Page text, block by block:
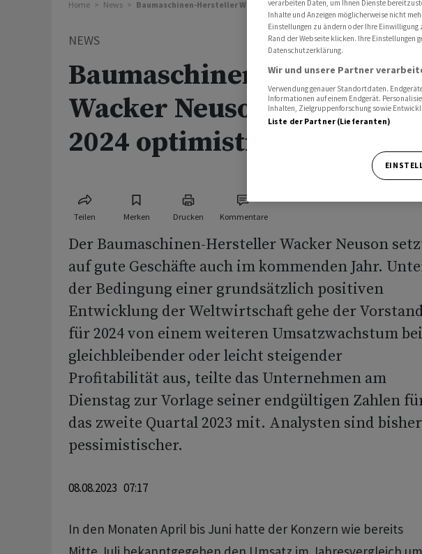
Home News Baumaschinen-Hersteller Wacker Neuson ist auch für 2024 optimistisch
NEWS
Baumaschinen-Hersteller
Wacker Neuson ist auch
2024 optimistisch
Teilen Merken Drucken Kommentare
Der Baumaschinen-Hersteller Wacker Neuson
auf gute Geschäfte auch im kommenden Jahr.
der Bedingung einer grundsätzlich positiven
Entwicklung der Weltwirtschaft gehe der
für 2024 von einem weiteren Umsatzwachstum bei
gleichbleibender oder leicht steigender
Profitabilität aus, teilte das Unternehmen am
Dienstag zur Vorlage seiner endgültigen Zahlen
das zweite Quartal 2023 mit. Analysten sind bisher
pessimistischer.
08.08.2023 07:17
In den Monaten April bis Juni hatte der Konzern wie bereits
verarbeiten Daten, um Ihnen Dienste
Inhalte und Anzeigen möglicherweise nicht
Einstellungen zu ändern oder Ihre
Rand der Webseite klicken. Ihre Einstellungen
Datenschutzerklärung.
Wir und unsere Partner
Verwendung genauer Standortdaten.
Informationen auf einem Endgerät.
Inhalten, Zielgruppenforschung sowie
Liste der Partner (Lieferanten)